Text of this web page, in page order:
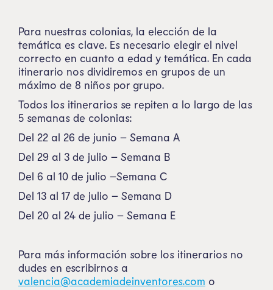
Para nuestras colonias, la elección de la
temática es clave. Es necesario elegir el nivel
correcto en cuanto a edad y temática. En cada
itinerario nos dividiremos en grupos de un
máximo de 8 niños por grupo.
Todos los itinerarios se repiten a lo largo de las
5 semanas de colonias:
Del 22 al 26 de junio – Semana A
Del 29 al 3 de julio – Semana B
Del 6 al 10 de julio –Semana C
Del 13 al 17 de julio – Semana D
Del 20 al 24 de julio – Semana E
Para más información sobre los itinerarios no
dudes en escribirnos a
valencia@academiadeinventores.com o